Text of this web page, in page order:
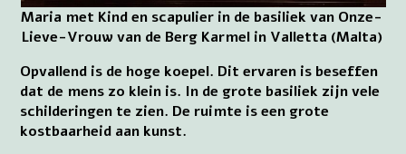
Maria met Kind en scapulier in de basiliek van Onze-
Lieve-Vrouw van de Berg Karmel in Valletta (Malta)
Opvallend is de hoge koepel. Dit ervaren is beseffen
dat de mens zo klein is. In de grote basiliek zijn vele
schilderingen te zien. De ruimte is een grote
kostbaarheid aan kunst.